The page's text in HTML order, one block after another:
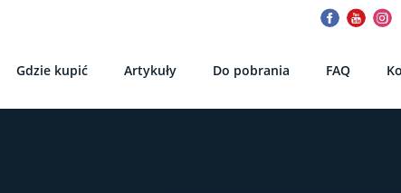
Instagram
Gdzie kupić Artykuły Do pobrania FAQ